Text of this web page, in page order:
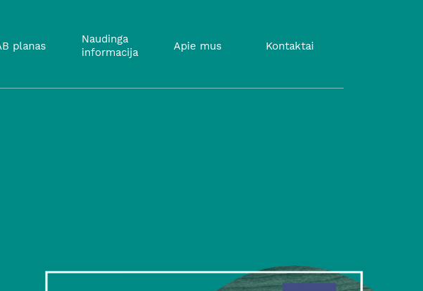
planas
Naudinga
informacija
Apie mus Kontaktai